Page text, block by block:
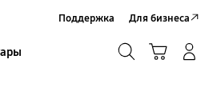
Поддержка Для бизнеса